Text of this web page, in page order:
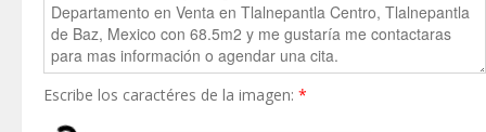
Escribe los caractéres de la imagen: *